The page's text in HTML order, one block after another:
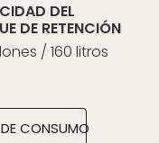
DEL
DE RETENCIÓN
/ 160 litros
DE CONSUMO